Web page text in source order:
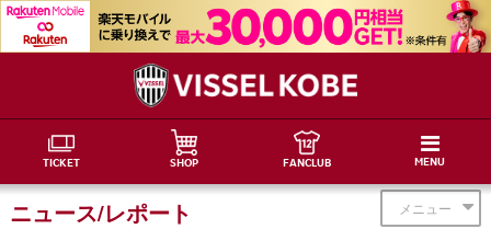
TICKET SHOP FANCLUB MENU
メニュー
ニュース/レポート